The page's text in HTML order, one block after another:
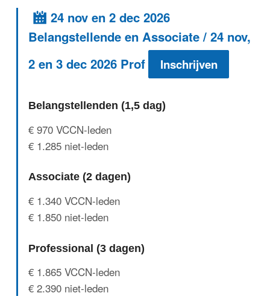
24 nov en 2 dec 2026
Belangstellende en Associate / 24 nov,
2 en 3 dec 2026 Prof
Inschrijven
Belangstellenden (1,5 dag)
€ 970 VCCN-leden
€ 1.285 niet-leden
Associate (2 dagen)
€ 1.340 VCCN-leden
€ 1.850 niet-leden
Professional (3 dagen)
€ 1.865 VCCN-leden
€ 2.390 niet-leden